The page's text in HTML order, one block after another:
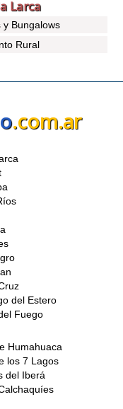
Larca
y Bungalows
Rural
.com.ar
del Estero
Fuego
Humahuaca
los 7 Lagos
del Iberá